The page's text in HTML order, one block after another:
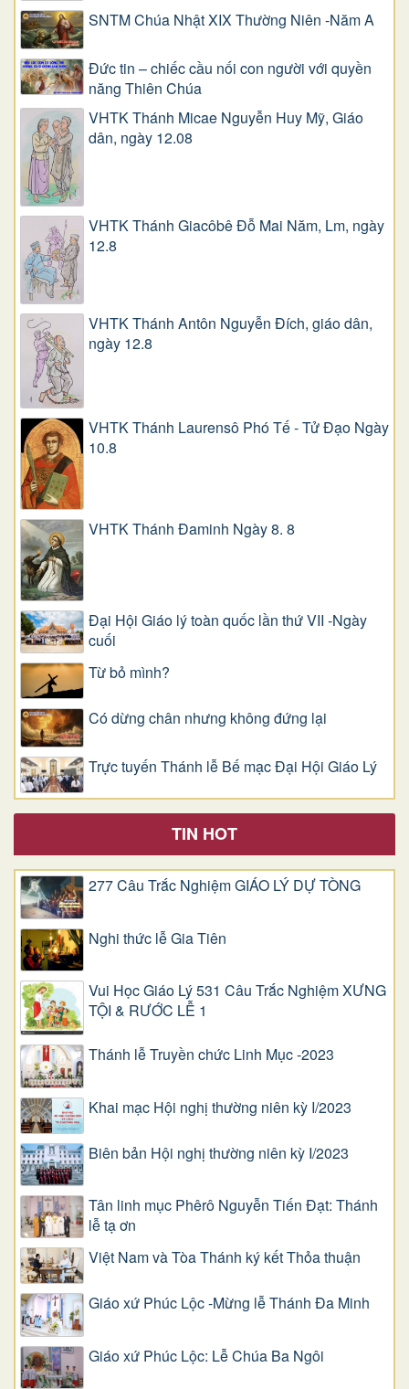
SNTM Chúa Nhật XIX Thường Niên -Năm A
Đức tin – chiếc cầu nối con người với quyền
năng Thiên Chúa
VHTK Thánh Micae Nguyễn Huy Mỹ, Giáo
dân, ngày 12.08
VHTK Thánh Giacôbê Ðỗ Mai Năm, Lm, ngày
12.8
VHTK Thánh Antôn Nguyễn Ðích, giáo dân,
ngày 12.8
VHTK Thánh Laurensô Phó Tế - Tử Đạo Ngày
10.8
VHTK Thánh Đaminh Ngày 8. 8
Đại Hội Giáo lý toàn quốc lần thứ VII -Ngày
cuối
Từ bỏ mình?
Có dừng chân nhưng không đứng lại
Trực tuyến Thánh lễ Bế mạc Đại Hội Giáo Lý
TIN HOT
277 Câu Trắc Nghiệm GIÁO LÝ DỰ TÒNG
Nghi thức lễ Gia Tiên
Vui Học Giáo Lý 531 Câu Trắc Nghiệm XƯNG
TỘI & RƯỚC LỄ 1
Thánh lễ Truyền chức Linh Mục -2023
Khai mạc Hội nghị thường niên kỳ I/2023
Biên bản Hội nghị thường niên kỳ I/2023
Tân linh mục Phêrô Nguyễn Tiến Đạt: Thánh
lễ tạ ơn
Việt Nam và Tòa Thánh ký kết Thỏa thuận
Giáo xứ Phúc Lộc -Mừng lễ Thánh Đa Minh
Giáo xứ Phúc Lộc: Lễ Chúa Ba Ngôi